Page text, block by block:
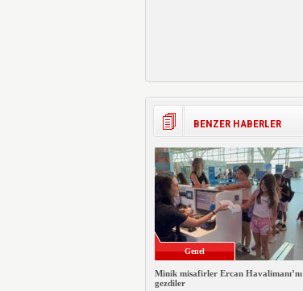
BENZER HABERLER
Genel
Minik misafirler Ercan Havalimanı’nı
gezdiler